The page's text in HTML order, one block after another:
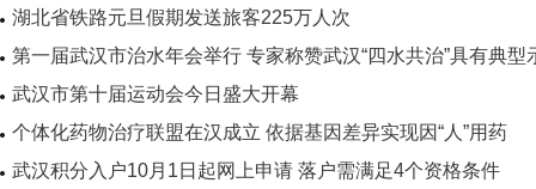
湖北省铁路元旦假期发送旅客225万人次
第一届武汉市治水年会举行 专家称赞武汉“四水共治”具有典型
武汉市第十届运动会今日盛大开幕
个体化药物治疗联盟在汉成立 依据基因差异实现因“人”用药
武汉积分入户10月1日起网上申请 落户需满足4个资格条件